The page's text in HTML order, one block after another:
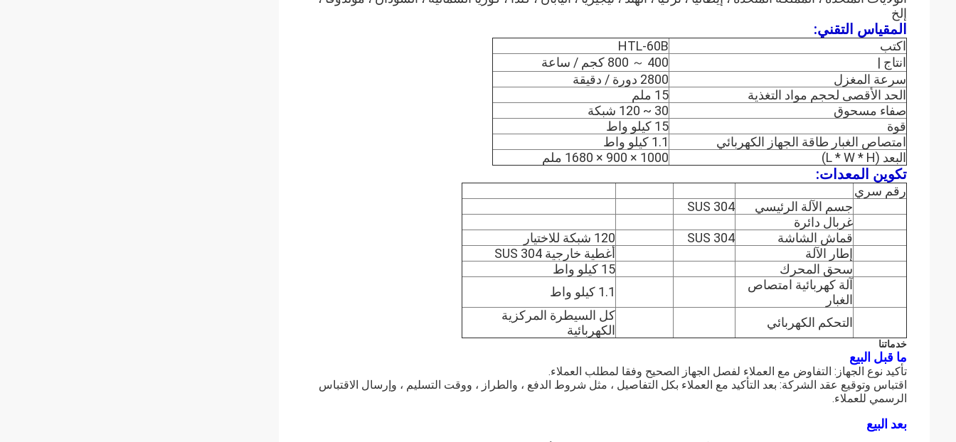
إلخ
المقياس التقني:
اكتب
HTL-60B
انتاج |
400 ～ 800 كجم / ساعة
سرعة المغزل
2800 دورة / دقيقة
الحد الأقصى لحجم مواد التغذية
15 ملم
صفاء مسحوق
30 ~ 120 شبكة
قوة
15 كيلو واط
امتصاص الغبار طاقة الجهاز الكهربائي
1.1 كيلو واط
البعد (L * W * H)
1000 × 900 × 1680 ملم
تكوين المعدات:
رقم سري
جسم الآلة الرئيسي
SUS 304
غربال دائرة
قماش الشاشة
SUS 304
120 شبكة للاختيار
إطار الآلة
أغطية خارجية SUS 304
سحق المحرك
15 كيلو واط
آلة كهربائية امتصاص
الغبار
1.1 كيلو واط
التحكم الكهربائي
كل السيطرة المركزية
الكهربائية
خدماتنا
ما قبل البيع
تأكيد نوع الجهاز: التفاوض مع العملاء لفصل الجهاز الصحيح وفقا لمطلب العملاء.
اقتباس وتوقيع عقد الشركة: بعد التأكيد مع العملاء بكل التفاصيل ، مثل شروط الدفع ، والطراز ، ووقت التسليم ، وإرسال الاقتباس
الرسمي للعملاء.
بعد البيع